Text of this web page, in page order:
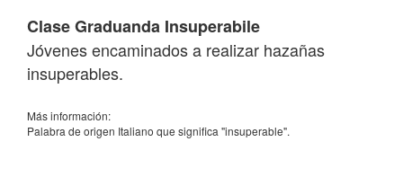
Clase Graduanda Insuperabile
Jóvenes encaminados a realizar hazañas
insuperables.
Más información:
Palabra de origen Italiano que significa "insuperable".